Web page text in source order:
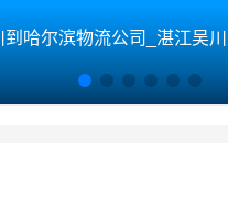
到哈尔滨物流公司_湛江吴